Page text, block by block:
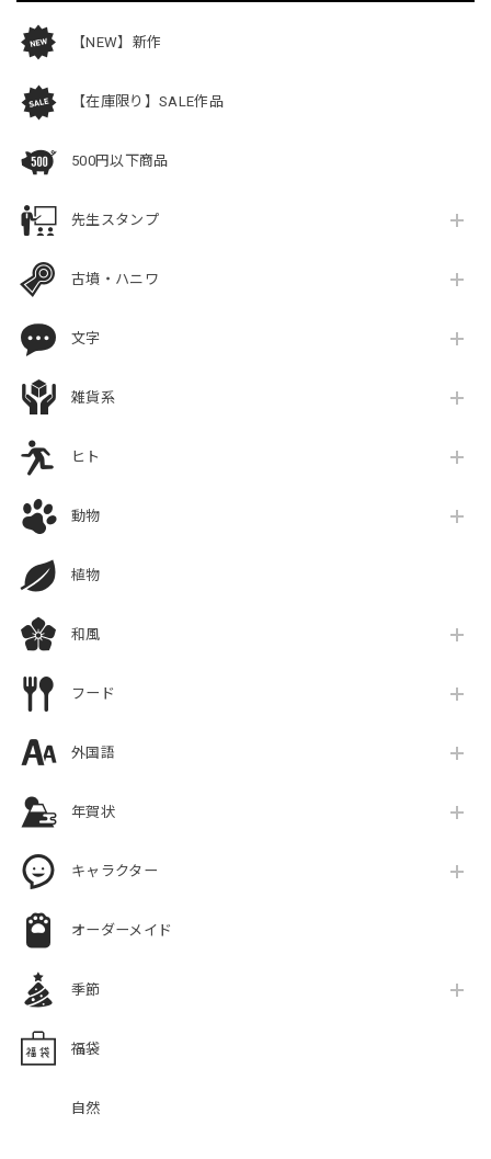
【NEW】新作
【在庫限り】SALE作品
500円以下商品
先生スタンプ
古墳・ハニワ
文字
雑貨系
ヒト
動物
植物
和風
フード
外国語
年賀状
キャラクター
オーダーメイド
季節
福袋
自然